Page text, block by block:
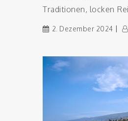
Traditionen, locken
2. Dezember 2024